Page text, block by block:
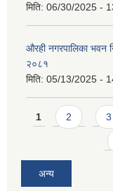
मिति: 06/30/2025 -
औरही नगरपालिका भवन
२०८१
मिति: 05/13/2025 -
Pages
1 2 3
अन्य